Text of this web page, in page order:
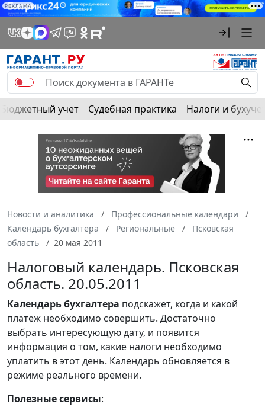
РЕКЛАМА
Бюджетный учет Судебная практика Налоги и
Новости и аналитика
Профессиональные календари
Календарь бухгалтера
Региональные
Псковская
область
20 мая 2011
Налоговый календарь. Псковская
область. 20.05.2011
Календарьбухгалтера подскажет, когда и какой
платеж необходимо совершить. Достаточно
выбрать интересующую дату, и появится
информация о том, какие налоги необходимо
уплатить в этот день. Календарь обновляется в
режиме реального времени.
Полезные сервисы: